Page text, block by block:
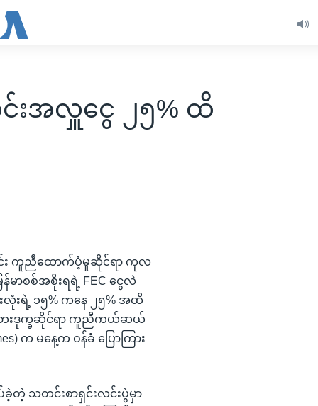
းအလှူငွေ ၂၅% ထိ
ျင်း ကူညီထောက်ပံ့မှုဆိုင်ရာ ကုလ
န်မာစစ်အစိုးရရဲ့ FEC ငွေလဲ
ရဲ့ ၁၅% ကနေ ၂၅% အထိ
ေးဒုက္ခဆိုင်ရာ ကူညီကယ်ဆယ်
က မနေ့က ဝန်ခံ ပြောကြား
တဲ့ သတင်းစာရှင်းလင်းပွဲမှာ